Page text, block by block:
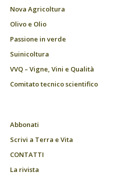
Nova Agricoltura
Olivo e Olio
Passione in verde
Suinicoltura
VVQ – Vigne, Vini e Qualità
Comitato tecnico scientifico
Abbonati
Scrivi a Terra e Vita
CONTATTI
La rivista